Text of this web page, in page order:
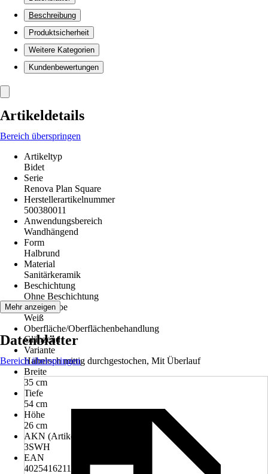
Beschreibung
Produktsicherheit
Weitere Kategorien
Kundenbewertungen
Artikeldetails
Bereich überspringen
Artikeltyp
Bidet
Serie
Renova Plan Square
Herstellerartikelnummer
500380011
Anwendungsbereich
Wandhängend
Form
Halbrund
Material
Sanitärkeramik
Beschichtung
Ohne Beschichtung
Grundfarbe
Weiß
Oberfläche/Oberflächenbehandlung
Glänzend
Variante
Hahnloch mittig durchgestochen, Mit Überlauf
Breite
35 cm
Tiefe
54 cm
Höhe
26 cm
AKN (Artikelkurznummer)
3SWH
EAN
4025416211730
Mehr anzeigen
Datenblätter
Bereich überspringen